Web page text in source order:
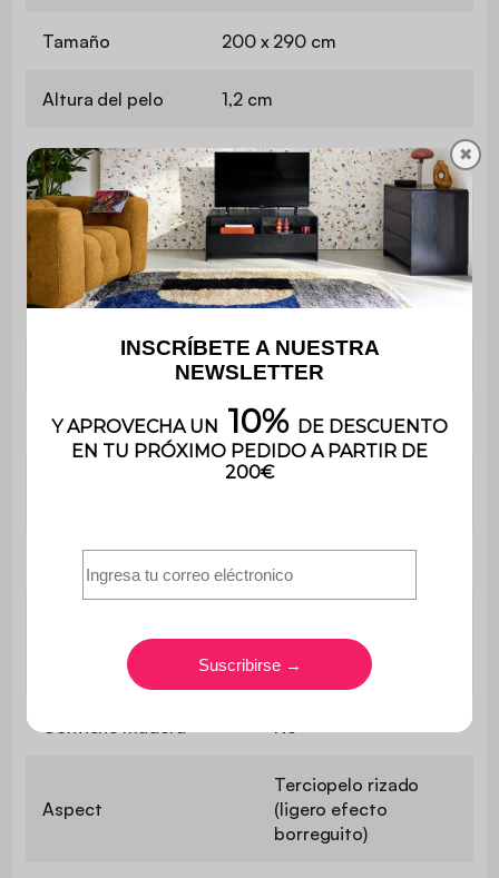
Tamaño 200 x 290 cm
Altura del pelo 1,2 cm
Modelo Mullido
Etiqueta Oeko-Tex Standard 100
Utilización Interior
8 kg
Garantía 3 años
Uso doméstico
calefacción por suelo
Si
Aspect
Terciopelo rizado
(ligero efecto
borreguito)
✖